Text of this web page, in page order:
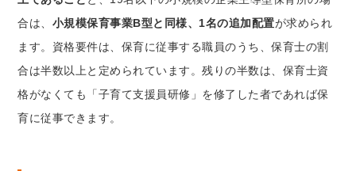
合は、 小規模保育事業B型と同様、1名の追加配置が求められ
ます。資格要件は、保育に従事する職員のうち、保育士の割
合は半数以上と定められています。残りの半数は、保育士資
格がなくても「子育て支援員研修」を修了した者であれば保
育に従事できます。